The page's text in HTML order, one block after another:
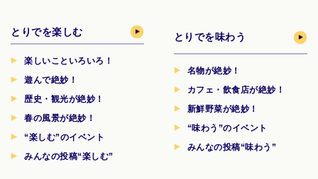
とりでを楽しむ
楽しいこといろいろ！
遊んで絶妙！
歴史・観光が絶妙！
春の風景が絶妙！
“楽しむ”のイベント
みんなの投稿“楽しむ”
とりでを味わう
名物が絶妙！
カフェ・飲食店が絶妙！
新鮮野菜が絶妙！
“味わう”のイベント
みんなの投稿“味わう”